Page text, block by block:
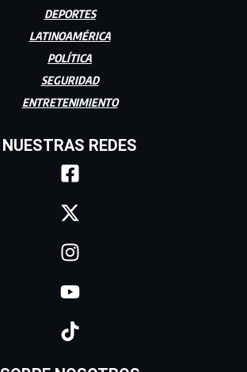
DEPORTES
LATINOAMÉRICA
POLÍTICA
SEGURIDAD
ENTRETENIMIENTO
NUESTRAS REDES